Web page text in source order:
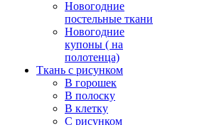
Новогодние
постельные ткани
Новогодние
купоны ( на
полотенца)
Ткань с рисунком
В горошек
В полоску
В клетку
С рисунком